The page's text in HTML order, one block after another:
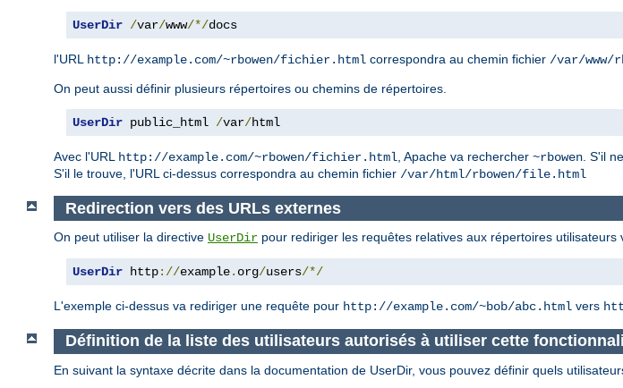
UserDir /var/www/*/docs
l'URL http://example.com/~rbowen/fichier.html correspondra au chemin fichier /var/www/
On peut aussi définir plusieurs répertoires ou chemins de répertoires.
UserDir public_html /var/html
Avec l'URL http://example.com/~rbowen/fichier.html , Apache va rechercher ~rbowen . S'il
S'il le trouve, l'URL ci-dessus correspondra au chemin fichier /var/html/rbowen/file.html
Redirection vers des URLs externes
On peut utiliser la directive UserDir pour rediriger les requêtes relatives aux répertoires utilisateurs
UserDir http://example. org/users/*/
L'exemple ci-dessus va rediriger une requête pour http://example.com/~bob/abc.html vers
Définition de la liste des utilisateurs autorisés à utiliser cette
En suivant la syntaxe décrite dans la documentation de UserDir, vous pouvez définir quels